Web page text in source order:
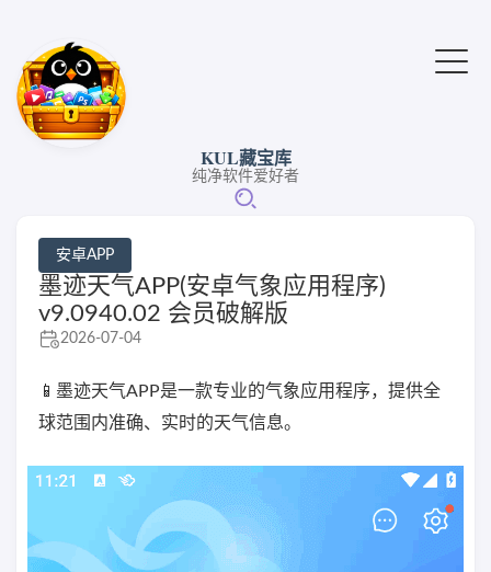
KUL藏宝库
纯净软件爱好者
安卓APP
墨迹天气APP(安卓气象应用程序)
v9.0940.02 会员破解版
2026-07-04
📱墨迹天气APP是一款专业的气象应用程序，提供全
球范围内准确、实时的天气信息。